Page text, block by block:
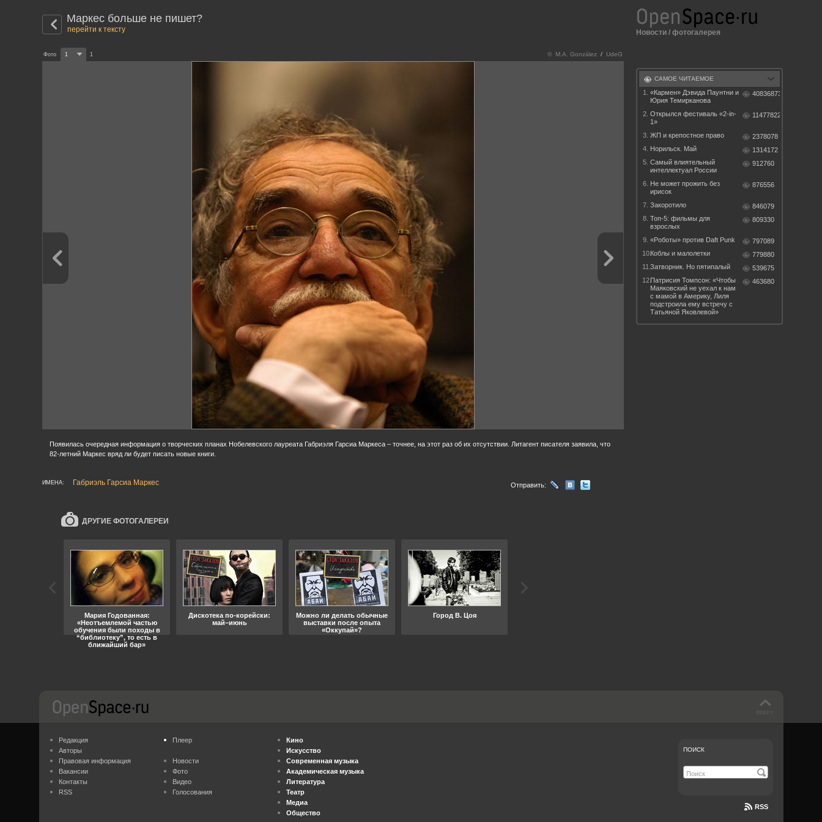
Маркес больше не пишет?
перейти к тексту
© M.A. González / UdeG
Фото 1 1
Появилась очередная информация о творческих планах Нобелевского лауреата Габриэля Гарсиа Маркеса – точнее, на этот раз об их отсутствии. Литагент писателя заявила, что
82-летний Маркес вряд ли будет писать новые книги.
ИМЕНА: Габриэль Гарсиа Маркес Отправить:
ДРУГИЕ ФОТОГАЛЕРЕИ
Мария Годованная:
«Неотъемлемой частью
обучения были походы в
“библиотеку”, то есть в
ближайший бар»
Дискотека по-корейски:
май–июнь
Можно ли делать обычные
выставки после опыта
«Оккупай»?
Город В. Цоя
Новости / фотогалерея
САМОЕ ЧИТАЕМОЕ
1.
«Кармен» Дэвида Паунтни и
Юрия Темирканова
40836873
2. Открылся фестиваль «2-in-
1»
11477822
3. ЖП и крепостное право
2378078
4. Норильск. Май
1314172
5. Самый влиятельный
интеллектуал России
912760
6. Не может прожить без
ирисок
876556
7. Закоротило
846079
8. Топ-5: фильмы для
взрослых
809330
9. «Роботы» против Daft Punk
797089
10.Коблы и малолетки
779880
11.Затворник. Но пятипалый
539675
12.Патрисия Томпсон: «Чтобы
Маяковский не уехал к нам
с мамой в Америку, Лиля
подстроила ему встречу с
Татьяной Яковлевой»
463680
Редакция
Авторы
Правовая информация
Вакансии
Контакты
RSS
Плеер
Новости
Фото
Видео
Голосования
Кино
Искусство
Современная музыка
Академическая музыка
Литература
Театр
Медиа
Общество
ПОИСК
RSS